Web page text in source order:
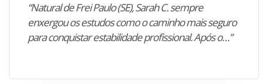
“Natural de Frei Paulo (SE), Sarah C. sempre
enxergou os estudos como o caminho mais seguro
para conquistar estabilidade profissional. Após o…”